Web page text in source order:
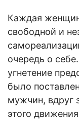
Каждая
свободной и
очередь о
угнетение
было
мужчин, вдруг
этого